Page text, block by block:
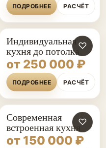
ПОДРОБНЕЕ РАСЧЁТ
♡
Индивидуальная
кухня до потолка
от 250 000 ₽
ПОДРОБНЕЕ РАСЧЁТ
♡
Современная
встроенная кухня
от 150 000 ₽